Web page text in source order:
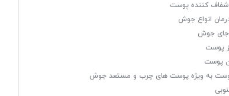
کننده پوست
انواع جوش
جای جوش
پوست
پوست
پوست به ویژه پوست های چرب و مستعد جوش